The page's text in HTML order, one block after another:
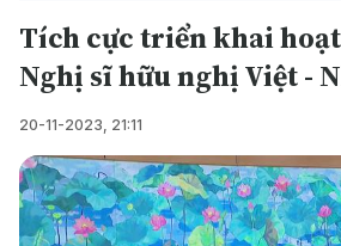
Tích cực triển khai
Nghị sĩ hữu nghị Việt -
20-11-2023, 21:11